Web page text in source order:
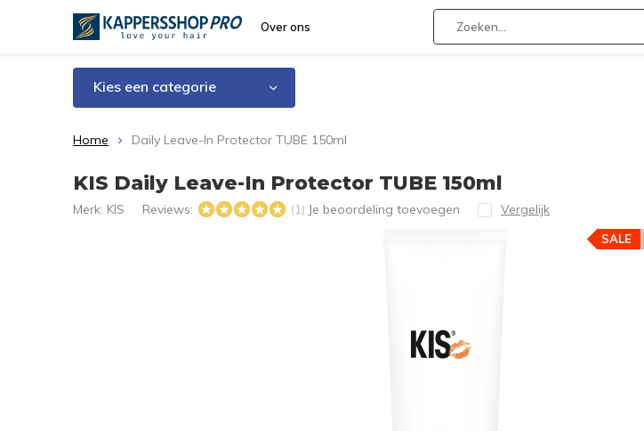
Over ons
Kies een categorie
Home Daily Leave-In Protector TUBE 150ml
KIS Daily Leave-In Protector TUBE 150ml
Merk: KIS Reviews: (1) Je beoordeling toevoegen Vergelijk
SALE